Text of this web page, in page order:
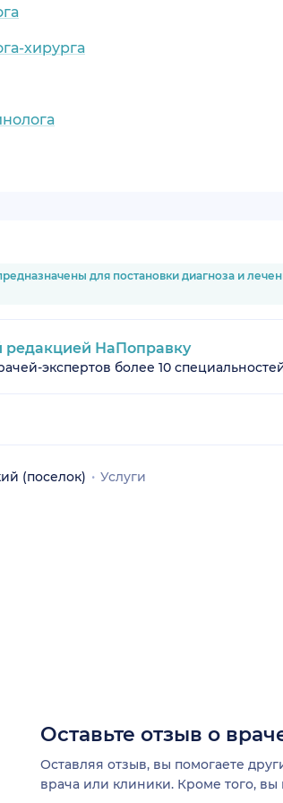
хирурга
для постановки диагноза и
редакцией НаПоправку
экспертов более 10
(поселок) Услуги
Оставьте отзыв о
Оставляя отзыв, вы помогаете
врача или клиники. Кроме того, вы